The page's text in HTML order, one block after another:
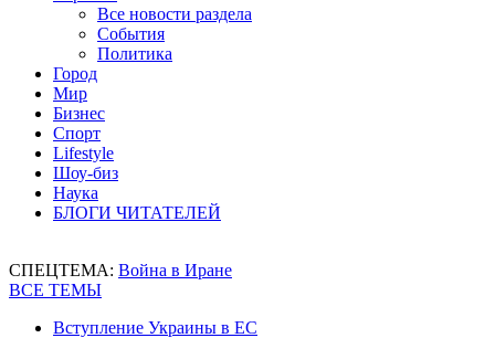
Все новости раздела
События
Политика
Город
Мир
Бизнес
Спорт
Lifestyle
Шоу-биз
Наука
БЛОГИ ЧИТАТЕЛЕЙ
СПЕЦТЕМА: Война в Иране
ВСЕ ТЕМЫ
Вступление Украины в ЕС